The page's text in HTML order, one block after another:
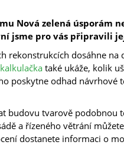
Nová zelená úsporám
jsme pro vás připravili
rekonstrukcích dosáhne
také ukáže, kolik
poskytne odhad
budovu tvarově
a řízeného větrání
dostanete informaci o